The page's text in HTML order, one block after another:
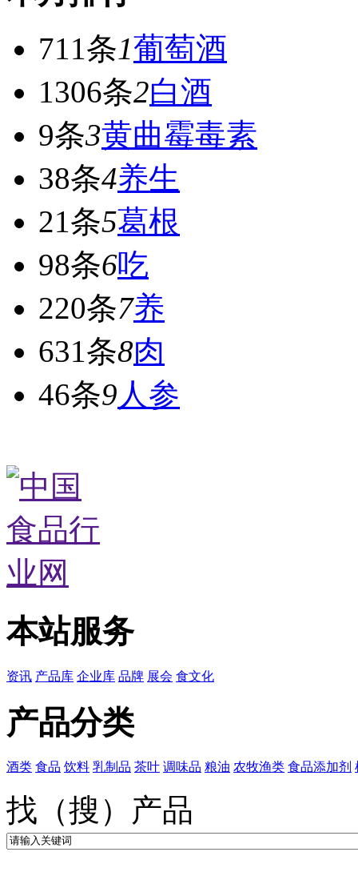
711条1葡萄酒
1306条2白酒
9条3黄曲霉毒素
38条4养生
21条5葛根
98条6吃
220条7养
631条8肉
46条9 人参
本站服务
资讯 产品库 企业库 品牌 展会 食文化
产品分类
酒类 食品 饮料 乳制品 茶叶 调味品 粮油 农牧渔类 食品添加剂
找（搜）产品